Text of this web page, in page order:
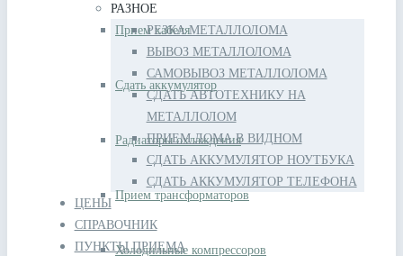
Прием кабеля
Сдать аккумулятор
Радиаторы охлаждения
Прием трансформаторов
Холодильные компрессоров
РАЗНОЕ
РЕЗКА МЕТАЛЛОЛОМА
ВЫВОЗ МЕТАЛЛОЛОМА
САМОВЫВОЗ МЕТАЛЛОЛОМА
СДАТЬ АВТОТЕХНИКУ НА
МЕТАЛЛОЛОМ
ПРИЕМ ЛОМА В ВИДНОМ
СДАТЬ АККУМУЛЯТОР НОУТБУКА
СДАТЬ АККУМУЛЯТОР ТЕЛЕФОНА
ЦЕНЫ
СПРАВОЧНИК
ПУНКТЫ ПРИЕМА